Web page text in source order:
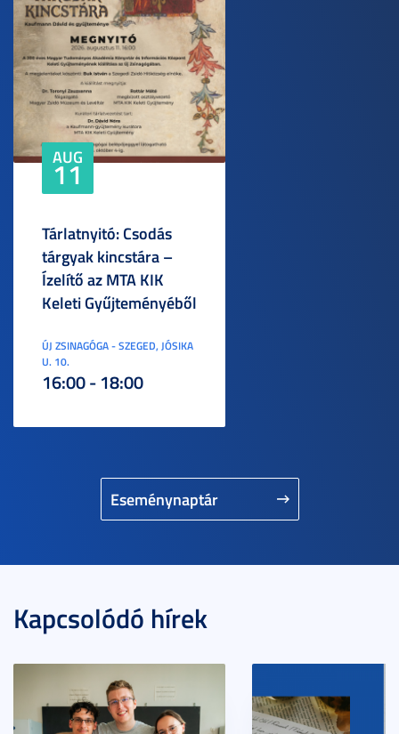
Eseménynaptár
AUG
11
Tárlatnyitó: Csodás
tárgyak kincstára –
Ízelítő az MTA KIK
Keleti Gyűjteményéből
ÚJ ZSINAGÓGA - SZEGED, JÓSIKA
U. 10.
16:00 - 18:00
Kapcsolódó hírek